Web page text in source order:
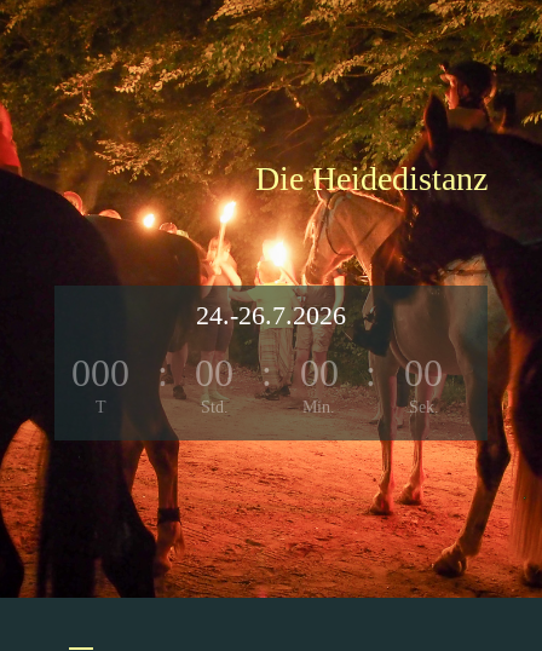
Die Heidedistanz
24.-26.7.2026
000
T
: 00
Std.
: 00
Min.
: 00
Sek.